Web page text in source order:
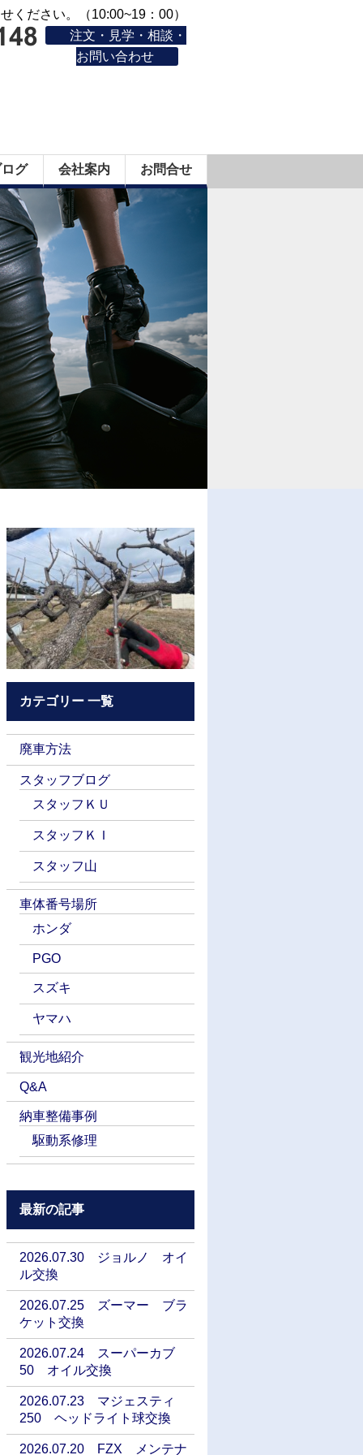
ください。（10:00~19：00）
注文・見学・相談・
お問い合わせ
グ 会社案内 お問合せ
カテゴリー 一覧
廃車方法
スタッフブログ
スタッフＫＵ
スタッフＫＩ
スタッフ山
車体番号場所
ホンダ
PGO
スズキ
ヤマハ
観光地紹介
Q&A
納車整備事例
駆動系修理
最新の記事
2026.07.30 ジョルノ オイ
ル交換
2026.07.25 ズーマー ブラ
ケット交換
2026.07.24 スーパーカブ
50 オイル交換
2026.07.23 マジェスティ
250 ヘッドライト球交換
2026.07.20 FZX メンテナ